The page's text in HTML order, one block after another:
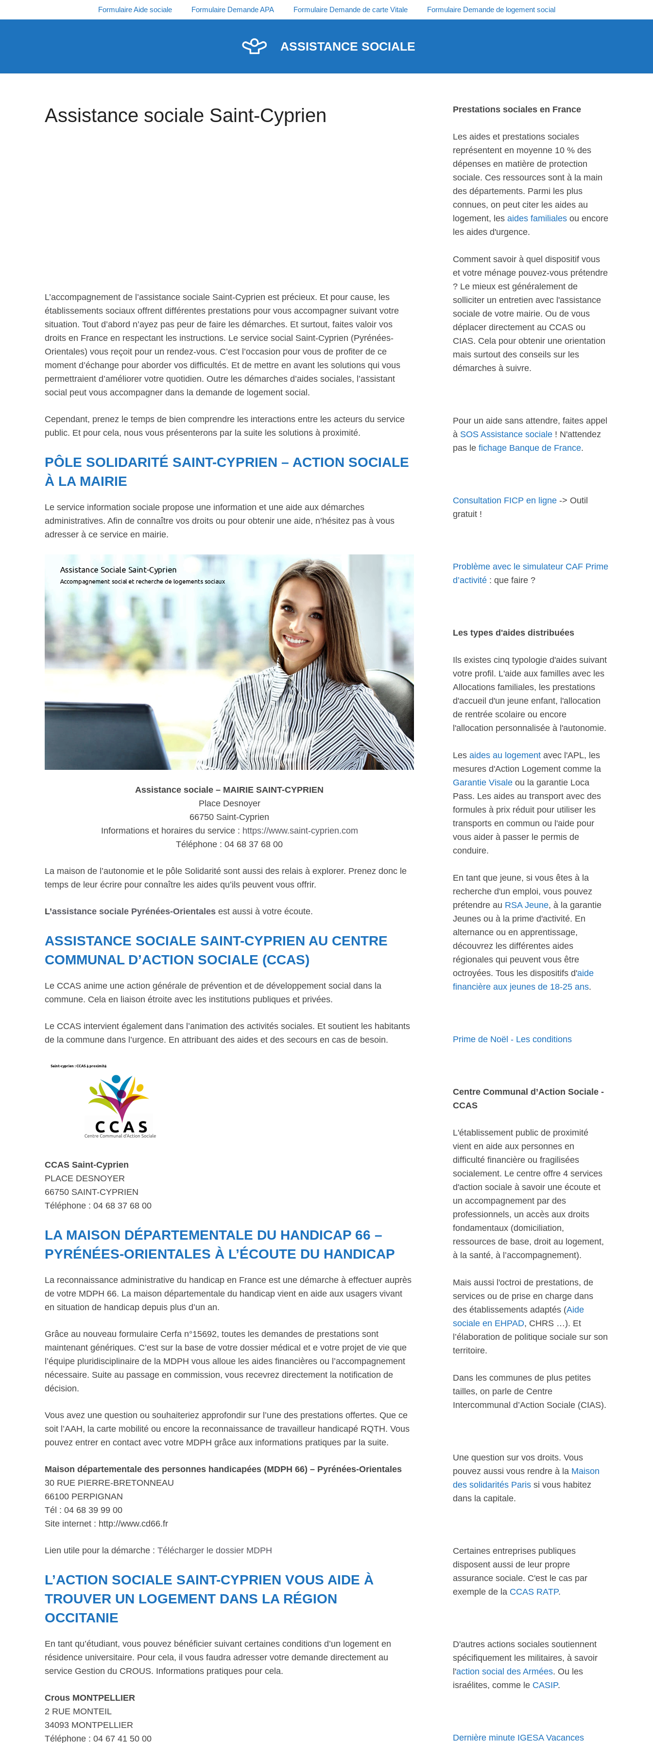
au
Formulaire Aide sociale Formulaire Demande APA Formulaire Demande de carte Vitale Formulaire Demande de logement social
ASSISTANCE SOCIALE
Assistance sociale Saint-Cyprien
L’accompagnement de l’assistance sociale Saint-Cyprien est précieux. Et pour cause, les
établissements sociaux offrent différentes prestations pour vous accompagner suivant votre
situation. Tout d’abord n’ayez pas peur de faire les démarches. Et surtout, faites valoir vos
droits en France en respectant les instructions. Le service social Saint-Cyprien (Pyrénées-
Orientales) vous reçoit pour un rendez-vous. C’est l’occasion pour vous de profiter de ce
moment d’échange pour aborder vos difficultés. Et de mettre en avant les solutions qui vous
permettraient d’améliorer votre quotidien. Outre les démarches d’aides sociales, l’assistant
social peut vous accompagner dans la demande de logement social.
Cependant, prenez le temps de bien comprendre les interactions entre les acteurs du service
public. Et pour cela, nous vous présenterons par la suite les solutions à proximité.
PÔLE SOLIDARITÉ SAINT-CYPRIEN – ACTION SOCIALE
À LA MAIRIE
Le service information sociale propose une information et une aide aux démarches
administratives. Afin de connaître vos droits ou pour obtenir une aide, n’hésitez pas à vous
adresser à ce service en mairie.
Assistance sociale – MAIRIE SAINT-CYPRIEN
Place Desnoyer
66750 Saint-Cyprien
Informations et horaires du service : https://www.saint-cyprien.com
Téléphone : 04 68 37 68 00
La maison de l’autonomie et le pôle Solidarité sont aussi des relais à explorer. Prenez donc le
temps de leur écrire pour connaître les aides qu’ils peuvent vous offrir.
L’assistance sociale Pyrénées-Orientales est aussi à votre écoute.
ASSISTANCE SOCIALE SAINT-CYPRIEN AU CENTRE
COMMUNAL D’ACTION SOCIALE (CCAS)
Le CCAS anime une action générale de prévention et de développement social dans la
commune. Cela en liaison étroite avec les institutions publiques et privées.
Le CCAS intervient également dans l’animation des activités sociales. Et soutient les habitants
de la commune dans l’urgence. En attribuant des aides et des secours en cas de besoin.
CCAS Saint-Cyprien
PLACE DESNOYER
66750 SAINT-CYPRIEN
Téléphone : 04 68 37 68 00
LA MAISON DÉPARTEMENTALE DU HANDICAP 66 –
PYRÉNÉES-ORIENTALES À L’ÉCOUTE DU HANDICAP
La reconnaissance administrative du handicap en France est une démarche à effectuer auprès
de votre MDPH 66. La maison départementale du handicap vient en aide aux usagers vivant
en situation de handicap depuis plus d’un an.
Grâce au nouveau formulaire Cerfa n°15692, toutes les demandes de prestations sont
maintenant génériques. C’est sur la base de votre dossier médical et e votre projet de vie que
l’équipe pluridisciplinaire de la MDPH vous alloue les aides financières ou l’accompagnement
nécessaire. Suite au passage en commission, vous recevrez directement la notification de
décision.
Vous avez une question ou souhaiteriez approfondir sur l’une des prestations offertes. Que ce
soit l’AAH, la carte mobilité ou encore la reconnaissance de travailleur handicapé RQTH. Vous
pouvez entrer en contact avec votre MDPH grâce aux informations pratiques par la suite.
Maison départementale des personnes handicapées (MDPH 66) – Pyrénées-Orientales
30 RUE PIERRE-BRETONNEAU
66100 PERPIGNAN
Tél : 04 68 39 99 00
Site internet : http://www.cd66.fr
Lien utile pour la démarche : Télécharger le dossier MDPH
L’ACTION SOCIALE SAINT-CYPRIEN VOUS AIDE À
TROUVER UN LOGEMENT DANS LA RÉGION
OCCITANIE
En tant qu’étudiant, vous pouvez bénéficier suivant certaines conditions d’un logement en
résidence universitaire. Pour cela, il vous faudra adresser votre demande directement au
service Gestion du CROUS. Informations pratiques pour cela.
Crous MONTPELLIER
2 RUE MONTEIL
34093 MONTPELLIER
Téléphone : 04 67 41 50 00
Prestations sociales en France
Les aides et prestations sociales
représentent en moyenne 10 % des
dépenses en matière de protection
sociale. Ces ressources sont à la main
des départements. Parmi les plus
connues, on peut citer les aides au
logement, les aides familiales ou encore
les aides d'urgence.
Comment savoir à quel dispositif vous
et votre ménage pouvez-vous prétendre
? Le mieux est généralement de
solliciter un entretien avec l'assistance
sociale de votre mairie. Ou de vous
déplacer directement au CCAS ou
CIAS. Cela pour obtenir une orientation
mais surtout des conseils sur les
démarches à suivre.
Pour un aide sans attendre, faites appel
à SOS Assistance sociale ! N'attendez
pas le fichage Banque de France.
Consultation FICP en ligne -> Outil
gratuit !
Problème avec le simulateur CAF Prime
d’activité : que faire ?
Les types d'aides distribuées
Ils existes cinq typologie d'aides suivant
votre profil. L'aide aux familles avec les
Allocations familiales, les prestations
d'accueil d'un jeune enfant, l'allocation
de rentrée scolaire ou encore
l'allocation personnalisée à l'autonomie.
Les aides au logement avec l'APL, les
mesures d'Action Logement comme la
Garantie Visale ou la garantie Loca
Pass. Les aides au transport avec des
formules à prix réduit pour utiliser les
transports en commun ou l'aide pour
vous aider à passer le permis de
conduire.
En tant que jeune, si vous êtes à la
recherche d'un emploi, vous pouvez
prétendre au RSA Jeune, à la garantie
Jeunes ou à la prime d'activité. En
alternance ou en apprentissage,
découvrez les différentes aides
régionales qui peuvent vous être
octroyées. Tous les dispositifs d'aide
financière aux jeunes de 18-25 ans.
Prime de Noël - Les conditions
Centre Communal d’Action Sociale -
CCAS
L'établissement public de proximité
vient en aide aux personnes en
difficulté financière ou fragilisées
socialement. Le centre offre 4 services
d'action sociale à savoir une écoute et
un accompagnement par des
professionnels, un accès aux droits
fondamentaux (domiciliation,
ressources de base, droit au logement,
à la santé, à l’accompagnement).
Mais aussi l'octroi de prestations, de
services ou de prise en charge dans
des établissements adaptés (Aide
sociale en EHPAD, CHRS …). Et
l’élaboration de politique sociale sur son
territoire.
Dans les communes de plus petites
tailles, on parle de Centre
Intercommunal d’Action Sociale (CIAS).
Une question sur vos droits. Vous
pouvez aussi vous rendre à la Maison
des solidarités Paris si vous habitez
dans la capitale.
Certaines entreprises publiques
disposent aussi de leur propre
assurance sociale. C'est le cas par
exemple de la CCAS RATP.
D'autres actions sociales soutiennent
spécifiquement les militaires, à savoir
l'action social des Armées. Ou les
israélites, comme le CASIP.
Dernière minute IGESA Vacances